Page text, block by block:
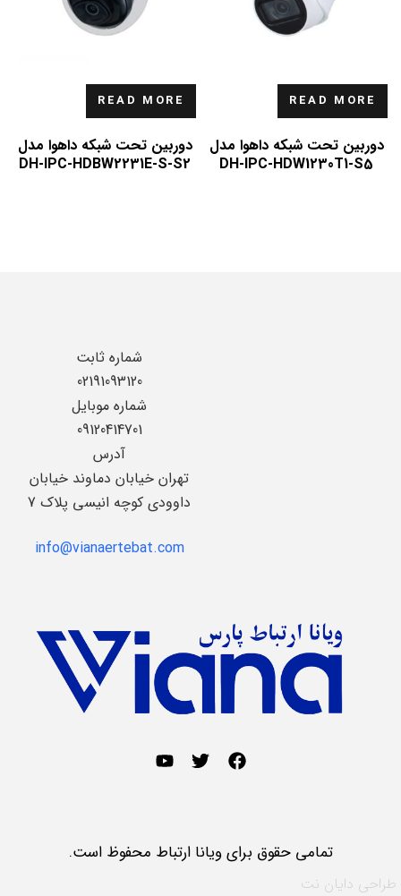
READ MORE
دوربین تحت شبکه داهوا مدل
DH-IPC-HDW1230T1-S5
READ MORE
دوربین تحت شبکه داهوا مدل
DH-IPC-HDBW2231E-S-S2
شماره ثابت
02191093120
شماره موبایل
09120414701
آدرس
تهران خیابان دماوند خیابان
داوودی کوچه انیسی پلاک 7
info@vianaertebat.com
تمامی حقوق برای ویانا ارتباط محفوظ است.
طراحی دایان نت